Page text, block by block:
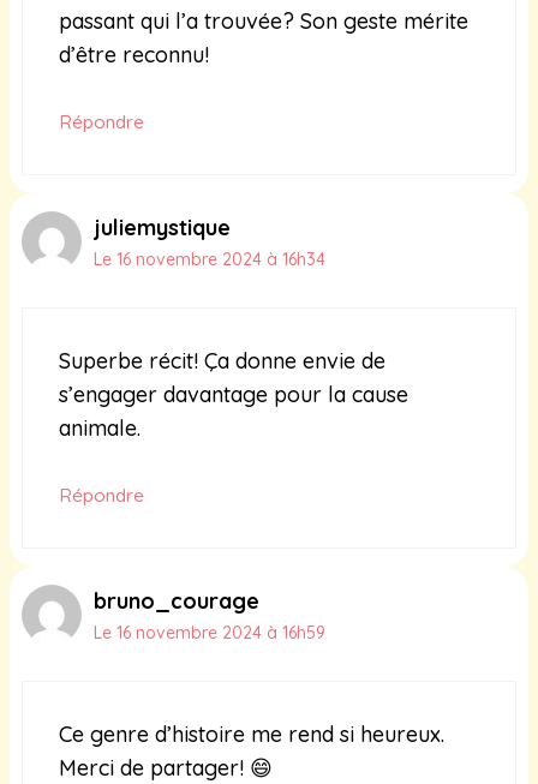
passant qui l’a trouvée? Son geste mérite
d’être reconnu!
Répondre
juliemystique
Le 16 novembre 2024 à 16h34
Superbe récit! Ça donne envie de
s’engager davantage pour la cause
animale.
Répondre
bruno_courage
Le 16 novembre 2024 à 16h59
Ce genre d’histoire me rend si heureux.
Merci de partager! 😄